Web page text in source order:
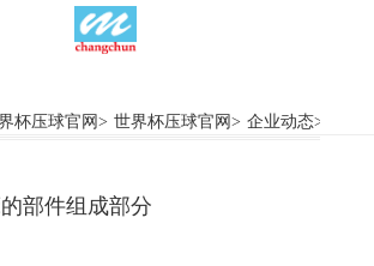
杯压球官网> 世界杯压球官网> 企业动态>
部件组成部分